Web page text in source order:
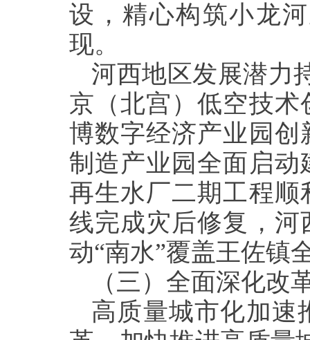
设，精心构筑小龙
现。
河西地区发展潜力
京（北宫）低空技
博数字经济产业园
制造产业园全面启
再生水厂二期工程
线完成灾后修复，
动“南水”覆盖王佐镇
（三）全面深化改
高质量城市化加速